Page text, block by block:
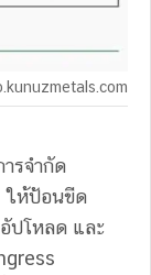
รจำกัด
ให้ป้อนขีด
ปโหลด และ